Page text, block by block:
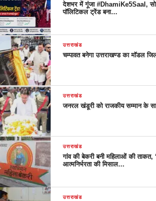
देशभर में गूंजा #DhamiKe5Saal,
पॉलिटिकल ट्रेंड बना…
उत्तराखंड
चम्पावत बनेगा उत्तराखण्ड का मॉडल
उत्तराखंड
जनरल खंडूरी को राजकीय सम्मान के
उत्तराखंड
गांव की बेकरी बनी महिलाओं की ताकत,
आत्मनिर्भरता की मिसाल…
उत्तराखंड